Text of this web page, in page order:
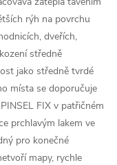
rýh na povrchu
dveřích,
středně
jako středně tvrdé
místa se doporučuje
FIX v patřičném
prchlavým lakem ve
pro konečné
mapy, rychle